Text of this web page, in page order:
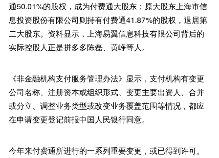
通50.01%的股权，成为付费通大股东；原大股东上海市信
息投资股份有限公司则持有付费通41.87%的股权，退居第
二大股东。资料显示，上海易翼信息科技有限公司背后的
实际控股人正是拼多多陈磊、黄峥等人。
《非金融机构支付服务管理办法》显示，支付机构有变更
公司名称、注册资本或组织形式、变更主要出资人、合并
或分立、调整业务类型或改变业务覆盖范围等情况，都应
在申请变更登记前报中国人民银行同意。
今年来付费通所进行的一系列重要变更，或已得到许可。